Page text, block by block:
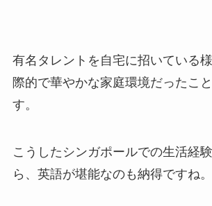
有名タレントを自宅に招いている
際的で華やかな家庭環境だったこ
す。
こうしたシンガポールでの生活経
ら、英語が堪能なのも納得ですね。